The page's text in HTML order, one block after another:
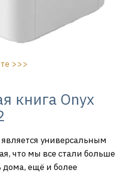
>>>
книга Onyx
универсальным
что мы все стали больше
ещё и более